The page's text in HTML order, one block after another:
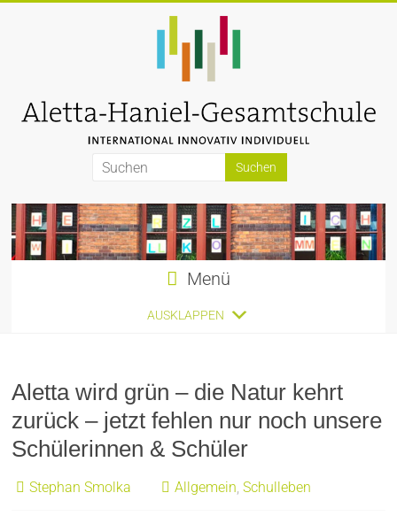
Aletta-
Haniel-
Gesamtschule
Menü
AUSKLAPPEN
Aletta wird grün – die Natur kehrt
zurück – jetzt fehlen nur noch unsere
Schülerinnen & Schüler
Stephan Smolka Allgemein,Schulleben